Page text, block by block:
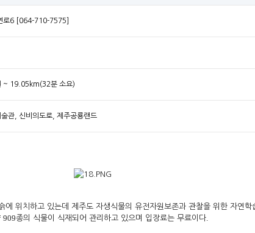
로6 [064-710-7575]
~ 19.05km(32분 소요)
관, 신비의도로, 제주공룡랜드
에 위치하고 있는데 제주도 자생식물의 유전자원보존과 관찰을 위한 자연학
909종의 식물이 식재되어 관리하고 있으며 입장료는 무료이다.